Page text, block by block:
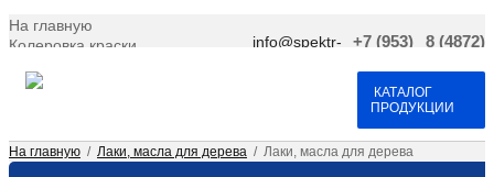
На главную
Колеровка краски
Договор оферта
info@spektr-
+7 (953)
8 (4872)
КАТАЛОГ
ПРОДУКЦИИ
На главную / Лаки, масла для дерева / Лаки, масла для дерева